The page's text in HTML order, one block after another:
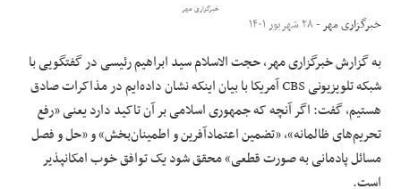
فرهنگی و هنری
مقالات
خبرگزاری مهر
خبرگزاری مهر- ۲۸ شهریور ۱۴۰۱
به گزارش خبرگزاری مهر، حجت الاسلام سید ابراهیم رئیسی در گفتگویی با
شبکه تلویزیونی CBS آمریکا با بیان اینکه نشان داده‌ایم در مذاکرات صادق
هستیم، گفت: اگر آنچه که جمهوری اسلامی بر آن تاکید دارد یعنی «رفع
تحریم‌های ظالمانه»، «تضمین اعتمادآفرین و اطمینان‌بخش» و «حل و فصل
مسائل پادمانی به صورت قطعی» محقق شود یک توافق خوب امکانپذیر
است.